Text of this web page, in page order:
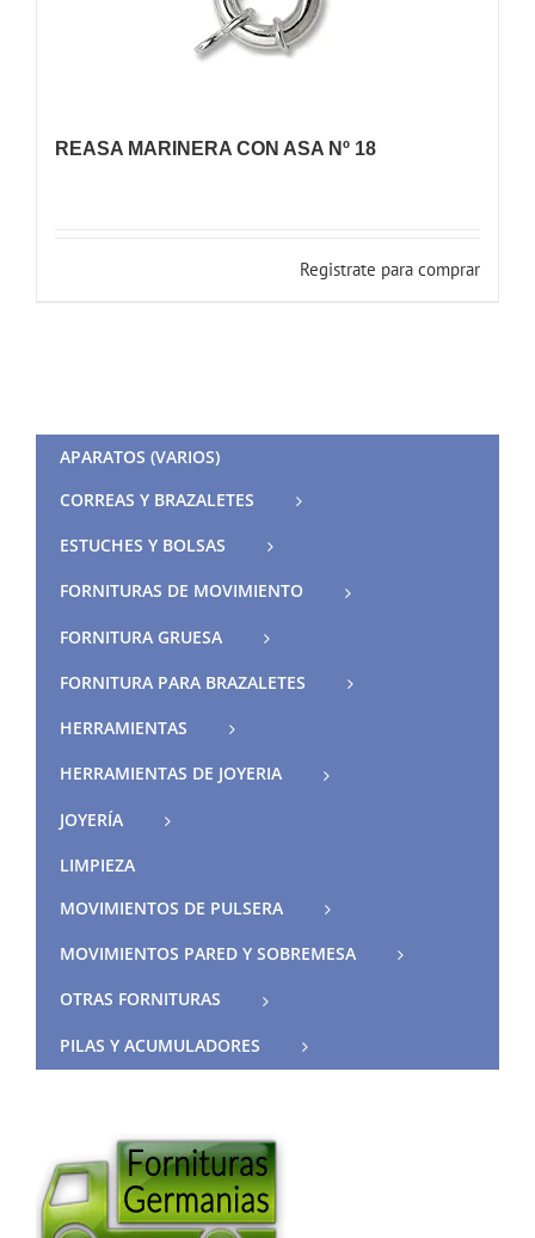
REASA MARINERA CON ASA Nº 18
Registrate para comprar
APARATOS (VARIOS)
CORREAS Y BRAZALETES
ESTUCHES Y BOLSAS
FORNITURAS DE MOVIMIENTO
FORNITURA GRUESA
FORNITURA PARA BRAZALETES
HERRAMIENTAS
HERRAMIENTAS DE JOYERIA
JOYERÍA
LIMPIEZA
MOVIMIENTOS DE PULSERA
MOVIMIENTOS PARED Y SOBREMESA
OTRAS FORNITURAS
PILAS Y ACUMULADORES